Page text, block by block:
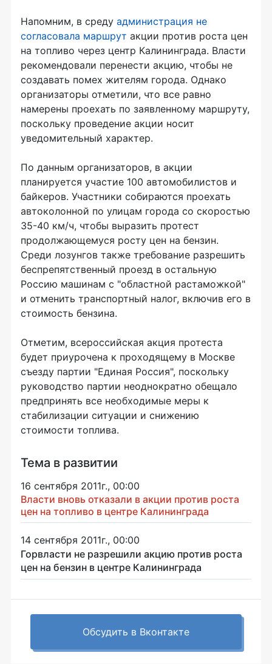
Напомним, в среду администрация не
согласовала маршрут акции против роста цен
на топливо через центр Калининграда. Власти
рекомендовали перенести акцию, чтобы не
создавать помех жителям города. Однако
организаторы отметили, что все равно
намерены проехать по заявленному маршруту,
поскольку проведение акции носит
уведомительный характер.
По данным организаторов, в акции
планируется участие 100 автомобилистов и
байкеров. Участники собираются проехать
автоколонной по улицам города со скоростью
35-40 км/ч, чтобы выразить протест
продолжающемуся росту цен на бензин.
Среди лозунгов также требование разрешить
беспрепятственный проезд в остальную
Россию машинам с "областной растаможкой"
и отменить транспортный налог, включив его в
стоимость бензина.
Отметим, всероссийская акция протеста
будет приурочена к проходящему в Москве
съезду партии "Единая Россия", поскольку
руководство партии неоднократно обещало
предпринять все необходимые меры к
стабилизации ситуации и снижению
стоимости топлива.
Тема в развитии
16 сентября 2011г., 00:00
Власти вновь отказали в акции против роста
цен на топливо в центре Калининграда
14 сентября 2011г., 00:00
Горвласти не разрешили акцию против роста
цен на бензин в центре Калининграда
Обсудить в Вконтакте